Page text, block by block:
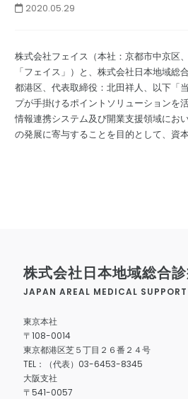
2020.05.29
株式会社フェイス（本社：京都市中京
「フェイス」）と、株式会社日本地域総
都港区、代表取締役：北田祥人、以下「
プが手掛けるポイントソリューションを
情報連携システム及び開業支援領域にお
の発展に寄与することを目的として、資
株式会社日本地域総合
JAPAN AREAL MEDICAL SUPPORT
東京本社
〒108-0014
東京都港区芝５丁目２６番２４号
TEL：（代表）03-6453-8345
大阪支社
〒541-0057